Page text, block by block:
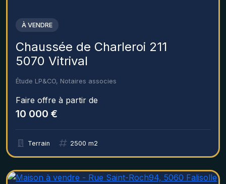
À VENDRE
Chaussée de Charleroi 211
5070 Vitrival
Étude LP&CO, Notaires associes
Faire offre à partir de
10 000 €
Terrain 2500 m2